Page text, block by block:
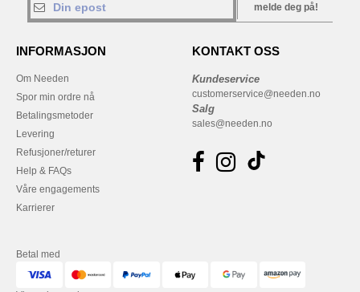
melde deg på!
INFORMASJON
Om Needen
Spor min ordre nå
Betalingsmetoder
Levering
Refusjoner/returer
Help & FAQs
Våre engagements
Karrierer
KONTAKT OSS
Kundeservice
customerservice@needen.no
Salg
sales@needen.no
Betal med